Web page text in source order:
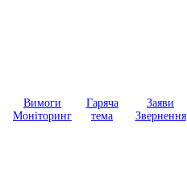
Вимоги
Моніторинг
Гаряча
тема
Заяви
Звернення